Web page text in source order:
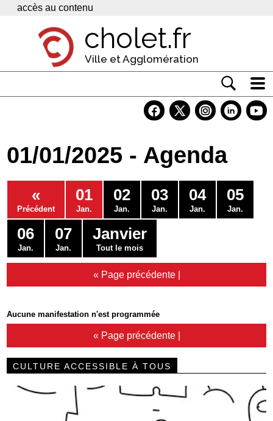
Panneau de gestion des cookies
accès au contenu
cholet.fr
Ville et Agglomération
Economie
Services
Contacts
01/01/2025 - Agenda
«
Précédent
01
Jan.
02
Jan.
03
Jan.
04
Jan.
05
Jan.
06
Jan.
07
Jan.
Janvier
Tout le mois
« Page précédente|
Aucune manifestation n'est programmée
« Page précédente|
CULTURE ACCESSIBLE À TOUS